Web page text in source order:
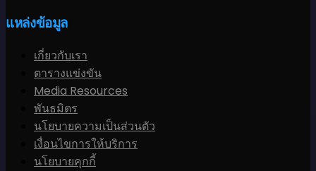
แหล่งข้อมูล
เกี่ยวกับเรา
ตารางแข่งขัน
Media Resources
พันธมิตร
นโยบายความเป็นส่วนตัว
เงื่อนไขการให้บริการ
นโยบายคุกกี้